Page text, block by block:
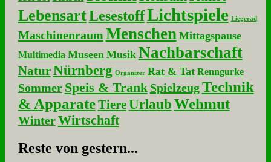
LebensartLesestoffLichtspiele Liegerad
Maschinenraum Menschen Mittagspause
Multimedia Museen Musik Nachbarschaft
NaturNürnberg Organizer Rat & Tat Renngurke
Sommer Speis & Trank Spielzeug Technik
& Apparate Tiere UrlaubWehmut
Winter Wirtschaft
Re­ste von ge­stern...